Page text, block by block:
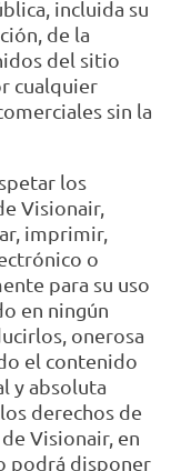
incluida su
de la
del sitio
cualquier
sin la
los
Visionair,
imprimir,
o
para su uso
en ningún
onerosa
el contenido
y absoluta
derechos de
Visionair, en
podrá disponer